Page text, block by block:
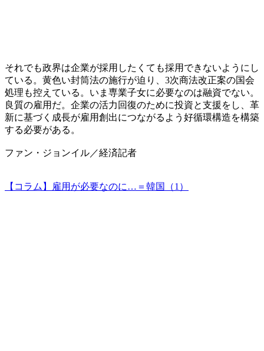
それでも政界は企業が採用したくても採用できないようにし
ている。黄色い封筒法の施行が迫り、3次商法改正案の国会
処理も控えている。いま専業子女に必要なのは融資でない。
良質の雇用だ。企業の活力回復のために投資と支援をし、革
新に基づく成長が雇用創出につながるよう好循環構造を構築
する必要がある。
ファン・ジョンイル／経済記者
【コラム】雇用が必要なのに…＝韓国（1）